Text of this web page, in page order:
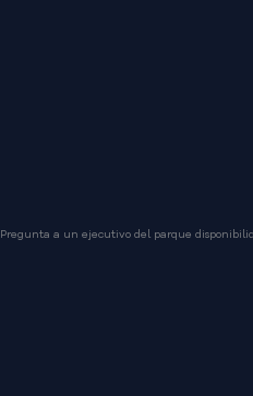
a un ejecutivo del parque